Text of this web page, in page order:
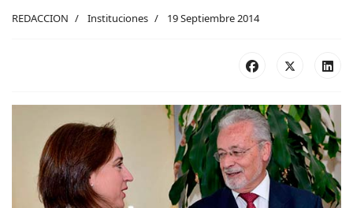
REDACCION Instituciones 19 Septiembre 2014